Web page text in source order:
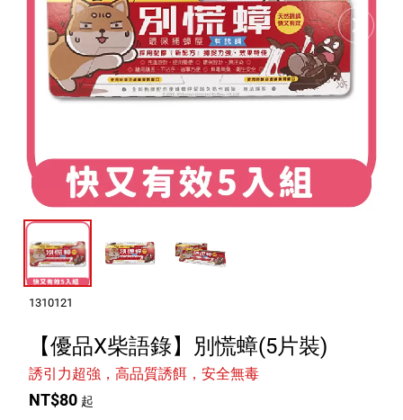
商品介紹
全部商品
限時特賣
室內外除蟲專區
媽媽廚房專區
浴室清潔專區
清潔大掃除專區
精油香氛專區
強效誘引捕黏板
優品x柴語錄
團購專區
1310121
【優品X柴語錄】別慌蟑(5片裝)
誘引力超強，高品質誘餌，安全無毒
NT$80 起